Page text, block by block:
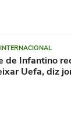
de Infantino
Uefa, diz